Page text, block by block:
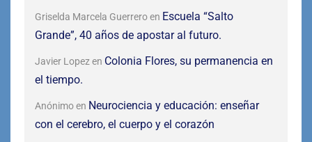
Griselda Marcela Guerreroen Escuela “Salto
Grande”, 40 años de apostar al futuro.
Javier Lopezen Colonia Flores, su permanencia en
el tiempo.
Anónimoen Neurociencia y educación: enseñar
con el cerebro, el cuerpo y el corazón